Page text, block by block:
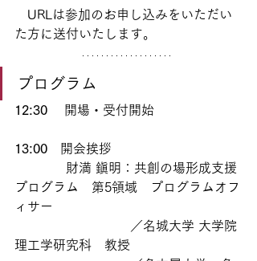
URLは参加のお申し込みをいただい
た方に送付いたします。
プログラム
12:30 開場・受付開始
13:00 開会挨拶
財満 鎭明：共創の場形成支援
プログラム　第5領域　プログラムオフ
ィサー
／名城大学 大学院
理工学研究科　教授